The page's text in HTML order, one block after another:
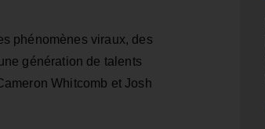
phénomènes viraux, des
génération de talents
Whitcomb et Josh